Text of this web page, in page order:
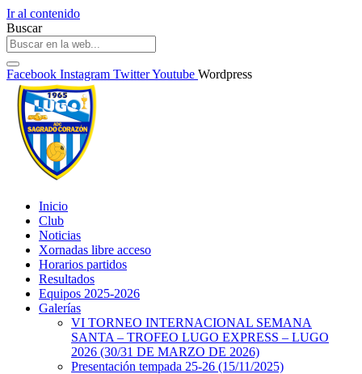
Ir al contenido
Buscar
Facebook Instagram TwitterYoutube Wordpress
Inicio
Club
Noticias
Xornadas libre acceso
Horarios partidos
Resultados
Equipos 2025-2026
Galerías
VI TORNEO INTERNACIONAL SEMANA
SANTA – TROFEO LUGO EXPRESS – LUGO
2026 (30/31 DE MARZO DE 2026)
Presentación tempada 25-26 (15/11/2025)